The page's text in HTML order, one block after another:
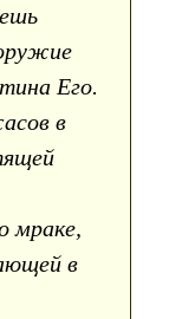
Его.
в
мраке,
в